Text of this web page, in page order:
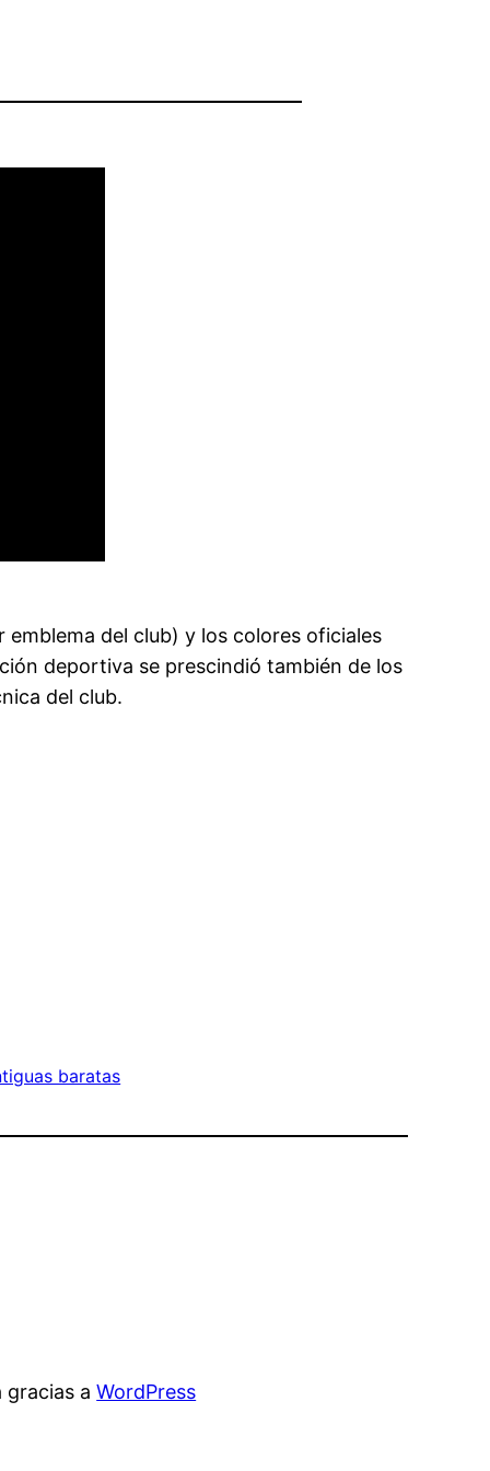
del club) y los colores oficiales
deportiva se prescindió también de los
del club.
baratas
gracias aWordPress